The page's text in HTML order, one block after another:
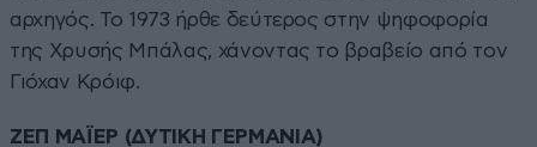
αρχηγός. Το 1973 ήρθε δεύτερος στην ψηφοφορία
της Χρυσής Μπάλας, χάνοντας το βραβείο από τον
Γιόχαν Κρόιφ.
ΖΕΠ ΜΑΪΕΡ (ΔΥΤΙΚΗ ΓΕΡΜΑΝΙΑ)